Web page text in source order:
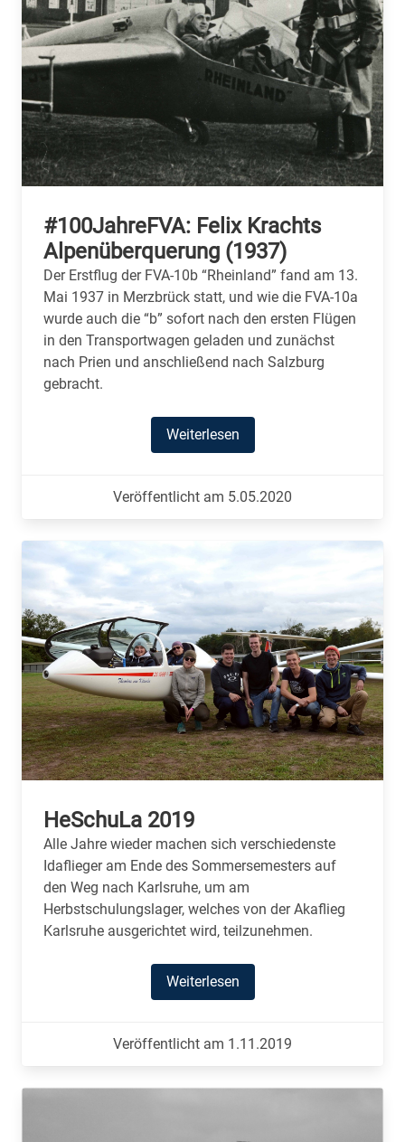
#100JahreFVA: Felix Krachts
Alpenüberquerung (1937)
Der Erstflug der FVA-10b “Rheinland” fand am 13.
Mai 1937 in Merzbrück statt, und wie die FVA-10a
wurde auch die “b” sofort nach den ersten Flügen
in den Transportwagen geladen und zunächst
nach Prien und anschließend nach Salzburg
gebracht.
Weiterlesen
Veröffentlicht am 5.05.2020
HeSchuLa 2019
Alle Jahre wieder machen sich verschiedenste
Idaflieger am Ende des Sommersemesters auf
den Weg nach Karlsruhe, um am
Herbstschulungslager, welches von der Akaflieg
Karlsruhe ausgerichtet wird, teilzunehmen.
Weiterlesen
Veröffentlicht am 1.11.2019